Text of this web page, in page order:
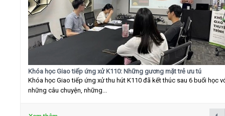
Khóa học Giao tiếp ứng xử K110: Những gương mặt trẻ ưu tú
Khóa học Giao tiếp ứng xử thu hút K110 đã kết thúc sau 6 buổi học
những câu chuyện, những...